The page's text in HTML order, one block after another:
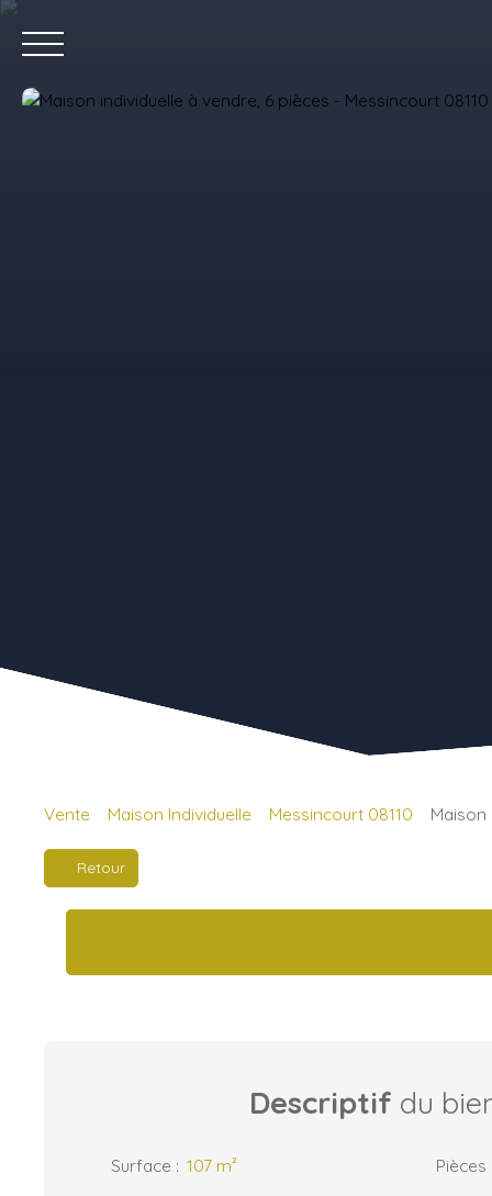
Vente Maison Individuelle Messincourt 08110 Maison
Retour
Descriptif du
Surface : 107 m² Pièces